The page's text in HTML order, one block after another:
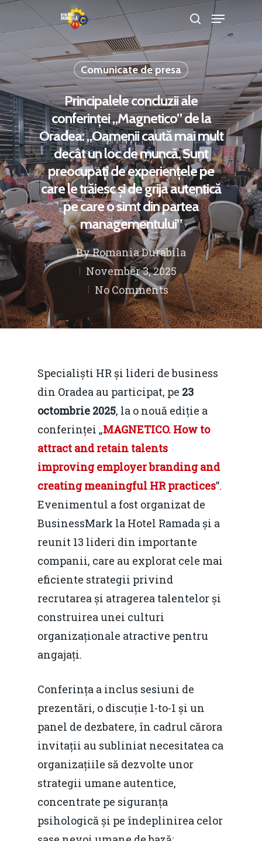
Hit enter to search or ESC to close
Comunicate de presa
Principalele concluzii ale
conferinței „Magnetico” de la
Oradea: „Oamenii caută mai mult
decât un loc de muncă. Sunt
preocupați de experiențele pe
care le trăiesc și de grija autentică
pe care o simt din partea
managementului”
ByRomania Durabila
November 3, 2025
No Comments
Specialiști HR și lideri de business
din Oradea au participat, pe 23
octombrie 2025, la o nouă ediție a
conferinței „MAGNETICO. How to
attract and retain talents
improving employer branding and
creating meaningful HR practices”.
Evenimentul a fost organizat de
BusinessMark la Hotel Ramada și a
reunit 13 lideri din importante
companii, care au explorat cele mai
eficiente strategii privind
recrutarea și atragerea talentelor și
construirea unei culturi
organizaționale atractive pentru
angajați.
Conferința a inclus sesiuni de
prezentări, o discuție 1-to-1 și un
panel de dezbatere, în cadrul cărora
invitații au subliniat necesitatea ca
organizațiile să dezvolte unor
strategii umane autentice,
concentrate pe siguranța
psihologică și pe îndeplinirea celor